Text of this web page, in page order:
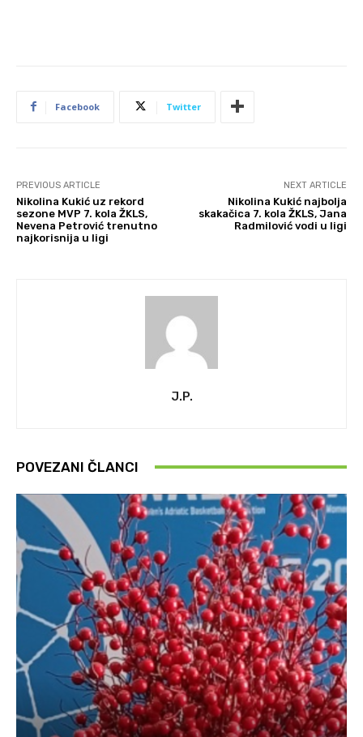
Facebook Twitter
PREVIOUS ARTICLE
Nikolina Kukić uz rekord
sezone MVP 7. kola ŽKLS,
Nevena Petrović trenutno
najkorisnija u ligi
NEXT ARTICLE
Nikolina Kukić najbolja
skakačica 7. kola ŽKLS, Jana
Radmilović vodi u ligi
J.P.
POVEZANI ČLANCI